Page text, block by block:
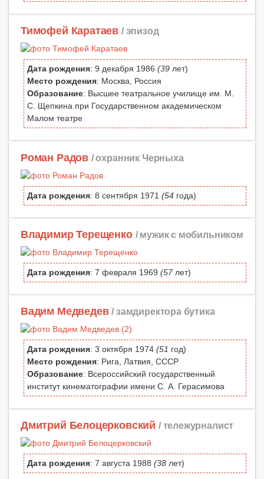
Тимофей Каратаев / эпизод
Дата рождения: 9 декабря 1986 (39 лет)
Место рождения: Москва, Россия
Образование: Высшее театральное училище им. М.
С. Щепкина при Государственном академическом
Малом театре
Роман Радов / охранник Черныха
Дата рождения: 8 сентября 1971 (54 года)
Владимир Терещенко / мужик с мобильником
Дата рождения: 7 февраля 1969 (57лет)
Вадим Медведев / замдиректора бутика
Дата рождения: 3 октября 1974 (51 год)
Место рождения: Рига, Латвия, СССР
Образование: Всероссийский государственный
институт кинематографии имени С. А. Герасимова
Дмитрий Белоцерковский / тележурналист
Дата рождения: 7 августа 1988 (38 лет)